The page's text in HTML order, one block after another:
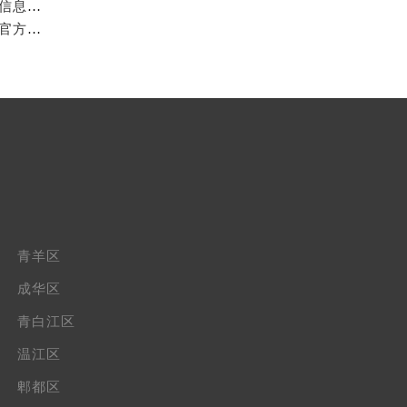
成都万国官方售后服务中心｜最新热线及维修地址权威信息公示（2026年7月最新）
亲身到店探访成都万国官方售后服务中心｜维修地址与官方客服热线（2026年7月最新）
青羊区
成华区
青白江区
温江区
郫都区